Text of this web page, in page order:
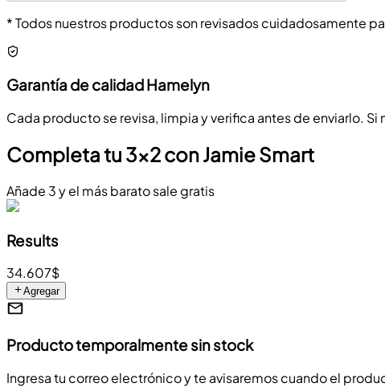
* Todos nuestros productos son revisados cuidadosamente
Garantía de calidad Hamelyn
Cada producto se revisa, limpia y verifica antes de enviarlo.
Completa tu 3x2 con Jamie Smart
Añade 3 y el más barato sale gratis
Results
34.607$
Agregar
Producto temporalmente sin stock
Ingresa tu correo electrónico y te avisaremos cuando el